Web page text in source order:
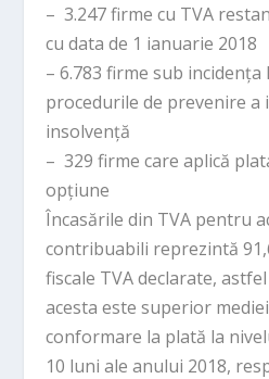
– 3.247 firme cu TVA
cu data de 1 ianuarie 2018
– 6.783 firme sub
procedurile de prevenire a
insolvență
– 329 firme care aplică
opțiune
Încasările din TVA pentru
contribuabili reprezintă
fiscale TVA declarate,
acesta este superior
conformare la plată la
10 luni ale anului 2018,